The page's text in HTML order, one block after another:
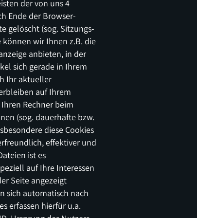
der von uns 4
Ende der Browser-
gelöscht (sog. Sitzungs-
können wir Ihnen z.B. die
anbieten, in der
sich gerade in Ihrem
Ihr aktueller
auf Ihrem
Rechner beim
(sog. dauerhafte bzw.
diese Cookies
effektiver und
ist es
auf Ihre Interessen
Seite angezeigt
sich automatisch nach
erfassen hierfür u.a.